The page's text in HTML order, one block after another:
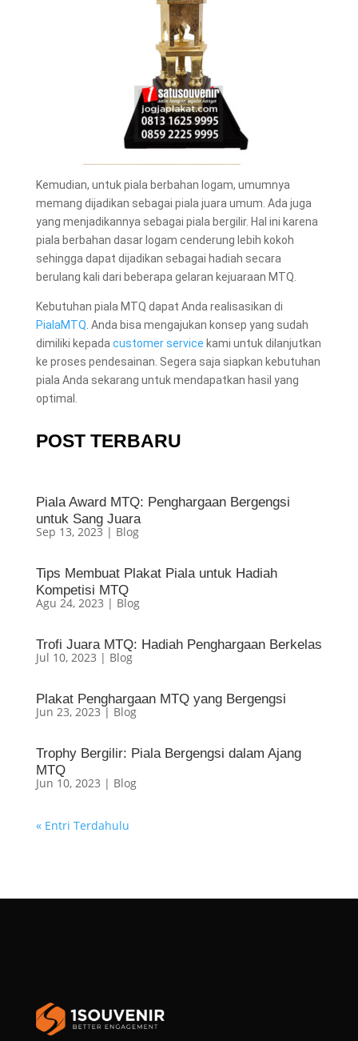
Kemudian, untuk piala berbahan logam, umumnya
memang dijadikan sebagai piala juara umum. Ada juga
yang menjadikannya sebagai piala bergilir. Hal ini karena
piala berbahan dasar logam cenderung lebih kokoh
sehingga dapat dijadikan sebagai hadiah secara
berulang kali dari beberapa gelaran kejuaraan MTQ.
Kebutuhan piala MTQ dapat Anda realisasikan di
PialaMTQ . Anda bisa mengajukan konsep yang sudah
dimiliki kepada customer service kami untuk dilanjutkan
ke proses pendesainan. Segera saja siapkan kebutuhan
piala Anda sekarang untuk mendapatkan hasil yang
optimal.
POST TERBARU
Piala Award MTQ: Penghargaan Bergengsi
untuk Sang Juara
Sep 13, 2023 | Blog
Tips Membuat Plakat Piala untuk Hadiah
Kompetisi MTQ
Agu 24, 2023 | Blog
Trofi Juara MTQ: Hadiah Penghargaan Berkelas
Jul 10, 2023 | Blog
Plakat Penghargaan MTQ yang Bergengsi
Jun 23, 2023| Blog
Trophy Bergilir: Piala Bergengsi dalam Ajang
MTQ
Jun 10, 2023 | Blog
« Entri Terdahulu